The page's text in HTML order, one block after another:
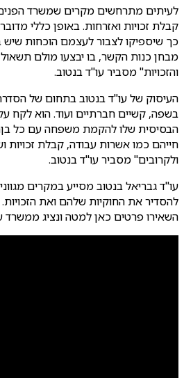
לעיתים מתרחשים מקרים שמשרד הפנים
קבלת זכויות ואזרחות. באופן כללי
כך שיספיקו לצבור לעצמם הוכחות שיש
מבחן כנות הקשר, בו יבצעו מולם
והזכויות" מסביר עו"ד בנטוב.
העיסוק של עו"ד בנטוב בתחום של
בשפה, קשיים חברתיים ועוד. הוא לקח
הבסיסית שלו להקמת משפחה עם כל בןת
חייהם כמו אשרות עבודה, קבלת
ולקרובים" מסביר עו"ד בנטוב.
עו"ד גבריאל בנטוב מסייע במקרים
להסדיר את החוקיות שלהם ואת
השאירו פרטים כאן למטה ונציג ממשרד